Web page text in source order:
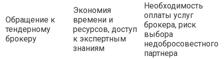
Обращение к
тендерному
брокеру
Экономия
времени и
ресурсов, доступ
к экспертным
знаниям
Необходимость
оплаты услуг
брокера, риск
выбора
недобросовестного
партнера